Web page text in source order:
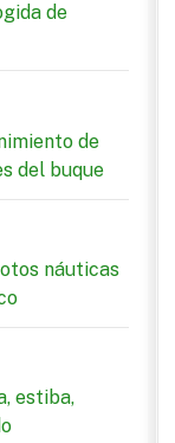
de
de
del buque
náuticas
estiba,